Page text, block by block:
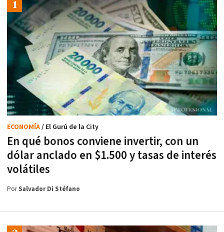
En qué bonos conviene invertir, con un
dólar anclado en $1.500 y tasas de interés
volátiles
ECONOMÍA/ El Gurú de la City
PorSalvador Di Stéfano